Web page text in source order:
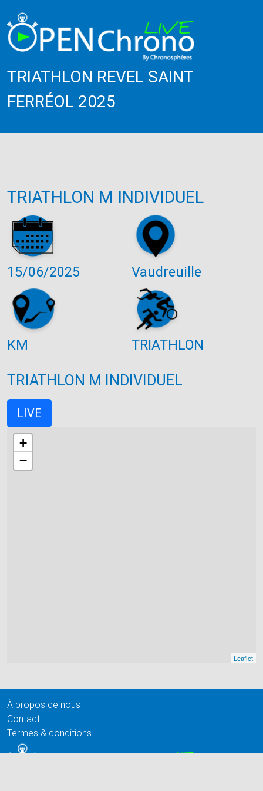
TRIATHLON REVEL SAINT
FERRÉOL 2025
TRIATHLON M INDIVIDUEL
15/06/2025 Vaudreuille
KM TRIATHLON
TRIATHLON M INDIVIDUEL
LIVE
+
−
Leaflet
À propos de nous
Contact
Termes & conditions